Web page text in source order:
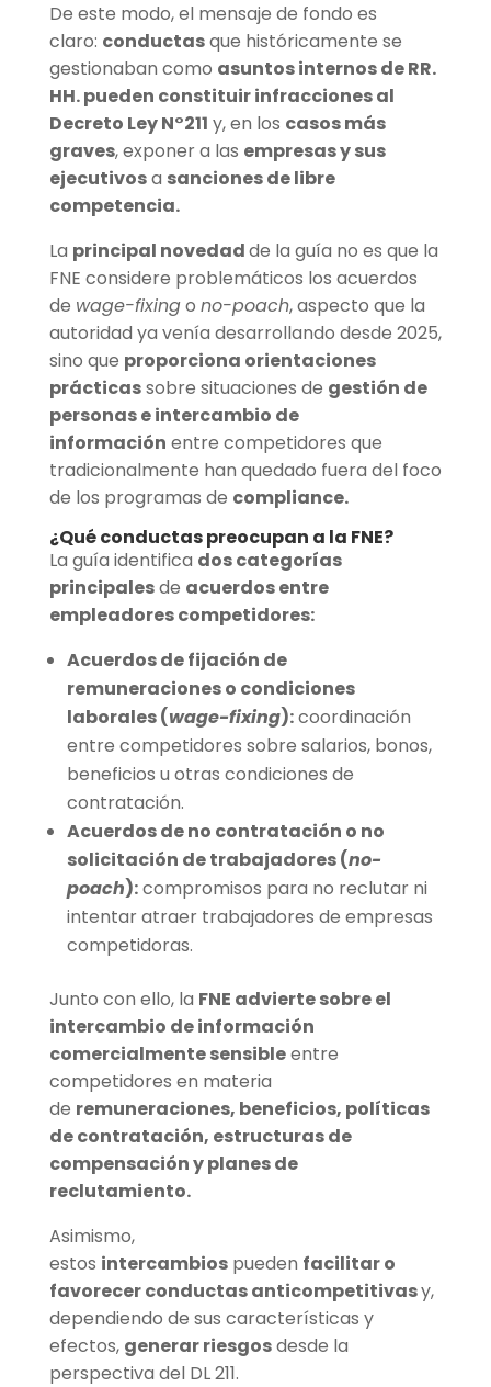
De este modo, el mensaje de fondo es
claro: conductasque históricamente se
gestionaban como asuntos internos de RR.
HH. pueden constituir infracciones al
Decreto Ley N°211 y, en los casos más
graves, exponer a las empresas y sus
ejecutivosa sanciones de libre
competencia.
La principal novedadde la guía no es que la
FNE considere problemáticos los acuerdos
de wage-fixingo no-poach, aspecto que la
autoridad ya venía desarrollando desde 2025,
sino que proporciona orientaciones
prácticassobre situaciones de gestión de
personas e intercambio de
información entre competidores que
tradicionalmente han quedado fuera del foco
de los programas de compliance.
¿Qué conductas preocupan a la FNE?
La guía identifica dos categorías
principalesde acuerdos entre
empleadores competidores:
Acuerdos de fijación de
remuneraciones o condiciones
laborales (wage-fixing):coordinación
entre competidores sobre salarios, bonos,
beneficios u otras condiciones de
contratación.
Acuerdos de no contratación o no
solicitación de trabajadores (no-
poach):compromisos para no reclutar ni
intentar atraer trabajadores de empresas
competidoras.
Junto con ello, la FNE advierte sobre el
intercambio de información
comercialmente sensibleentre
competidores en materia
de remuneraciones, beneficios, políticas
de contratación, estructuras de
compensación y planes de
reclutamiento.
Asimismo,
estos intercambiospueden facilitar o
favorecer conductas anticompetitivasy,
dependiendo de sus características y
efectos, generar riesgosdesde la
perspectiva del DL 211.